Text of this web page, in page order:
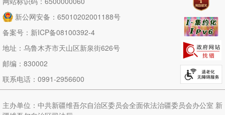
新公网安备：65010202001188号
备案号： 新ICP备08100392-4
地址：乌鲁木齐市天山区新泉街626号
邮编：830002
联系电话：0991-2956600
主办单位：中共新疆维吾尔自治区委员会全面依法治疆委员会办公室 新